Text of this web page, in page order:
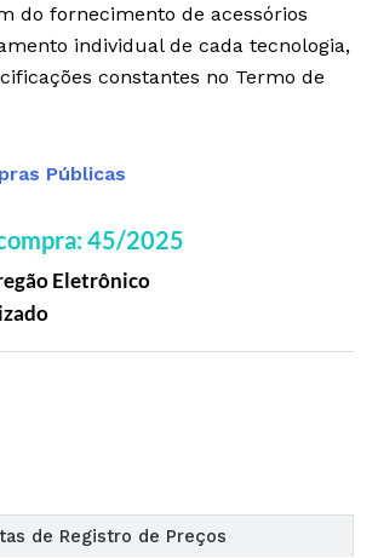
do fornecimento de acessórios
individual de cada tecnologia,
constantes no Termo de
Públicas
45/2025
Eletrônico
de Registro de Preços